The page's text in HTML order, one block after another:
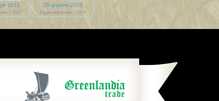
2012
1967
29 апреля 2013
Просмотров: 1384